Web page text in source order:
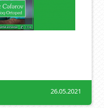
26.05.2021